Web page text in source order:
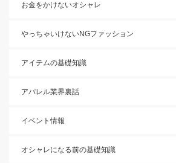
お金をかけないオシャレ
やっちゃいけないNGファッション
アイテムの基礎知識
アパレル業界裏話
イベント情報
オシャレになる前の基礎知識